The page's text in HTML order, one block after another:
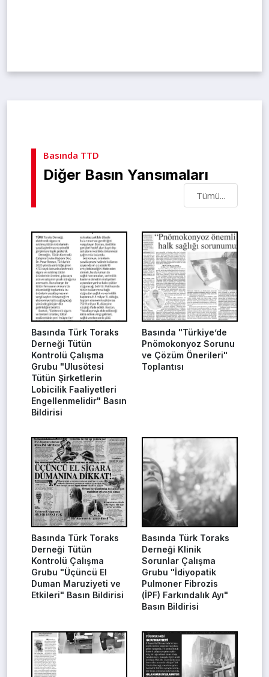
Basında TTD
Diğer Basın Yansımaları
Tümü...
Basında Türk Toraks
Derneği Tütün
Kontrolü Çalışma
Grubu "Ulusötesi
Tütün Şirketlerin
Lobicilik Faaliyetleri
Engellenmelidir" Basın
Bildirisi
Basında "Türkiye’de
Pnömokonyoz Sorunu
ve Çözüm Önerileri"
Toplantısı
Basında Türk Toraks
Derneği Tütün
Kontrolü Çalışma
Grubu "Üçüncü El
Duman Maruziyeti ve
Etkileri" Basın Bildirisi
Basında Türk Toraks
Derneği Klinik
Sorunlar Çalışma
Grubu "İdiyopatik
Pulmoner Fibrozis
(İPF) Farkındalık Ayı"
Basın Bildirisi